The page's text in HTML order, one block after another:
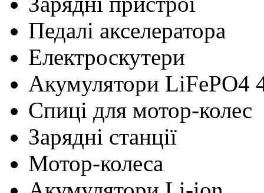
Педалі акселератора
Електроскутери
Акумулятори LiFePO4
Cпиці для мотор-колес
Зарядні станції
Мотор-колеса